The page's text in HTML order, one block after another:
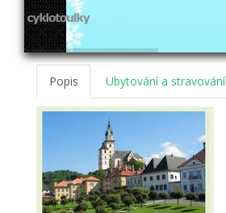
Popis Ubytování a stravování